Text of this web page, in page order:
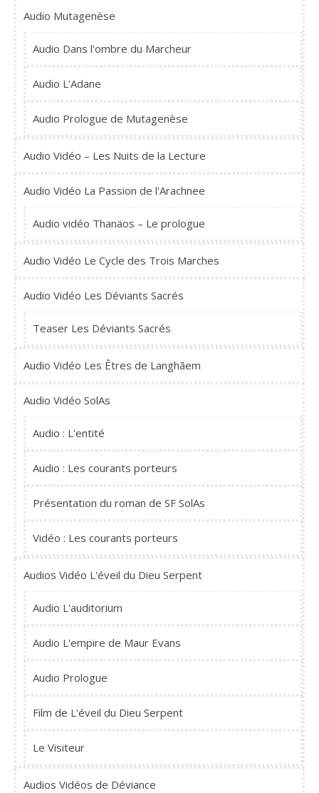
Audio Mutagenèse
Audio Dans l'ombre du Marcheur
Audio L'Adane
Audio Prologue de Mutagenèse
Audio Vidéo – Les Nuits de la Lecture
Audio Vidéo La Passion de l'Arachnee
Audio vidéo Thanäos – Le prologue
Audio Vidéo Le Cycle des Trois Marches
Audio Vidéo Les Déviants Sacrés
Teaser Les Déviants Sacrés
Audio Vidéo Les Êtres de Langhãem
Audio Vidéo SolAs
Audio : L'entité
Audio : Les courants porteurs
Présentation du roman de SF SolAs
Vidéo : Les courants porteurs
Audios Vidéo L'éveil du Dieu Serpent
Audio L'auditorium
Audio L'empire de Maur Evans
Audio Prologue
Film de L'éveil du Dieu Serpent
Le Visiteur
Audios Vidéos de Déviance